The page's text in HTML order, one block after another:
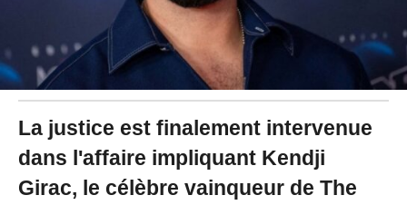
La justice est finalement intervenue
dans l'affaire impliquant Kendji
Girac, le célèbre vainqueur de The